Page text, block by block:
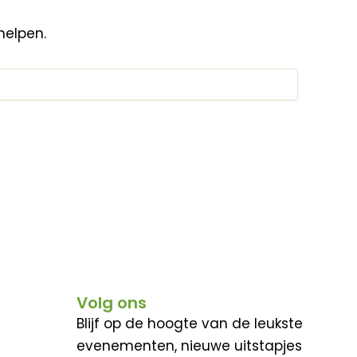
Volg ons
Blijf op de hoogte van de leukste
evenementen, nieuwe uitstapjes